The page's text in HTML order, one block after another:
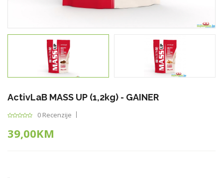
ActivLaB MASS UP (1,2kg) - GAINER
0 Recenzije
39,00KM